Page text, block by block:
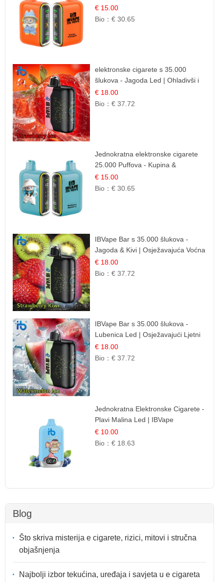
Egzotična Voćna Mješavina
€ 15.00
Bio：€ 30.65
elektronske cigarete s 35.000
šlukova - Jagoda Led | Ohladivši i
Osježavajući Okus
€ 18.00
Bio：€ 37.72
Jednokratna elektronske cigarete
25.000 Puffova - Kupina &
Borovnica | Šumska Voćna
Mješavina
€ 15.00
Bio：€ 30.65
IBVape Bar s 35.000 šlukova -
Jagoda & Kivi | Osježavajuća Voćna
Mješavina
€ 18.00
Bio：€ 37.72
IBVape Bar s 35.000 šlukova -
Lubenica Led | Osježavajući Ljetni
Okus
€ 18.00
Bio：€ 37.72
Jednokratna Elektronske Cigarete -
Plavi Malina Led | IBVape
€ 10.00
Bio：€ 18.63
Blog
Što skriva misterija e cigarete, rizici, mitovi i stručna
objašnjenja
Najbolji izbor tekućina, uređaja i savjeta u e cigareta